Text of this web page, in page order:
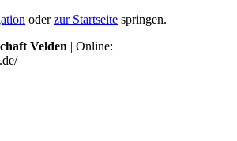
oderzur Startseite springen.
Velden | Online: